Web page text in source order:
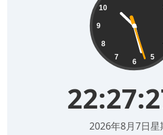
5
6
7
8
9
10
2026年8月7日星